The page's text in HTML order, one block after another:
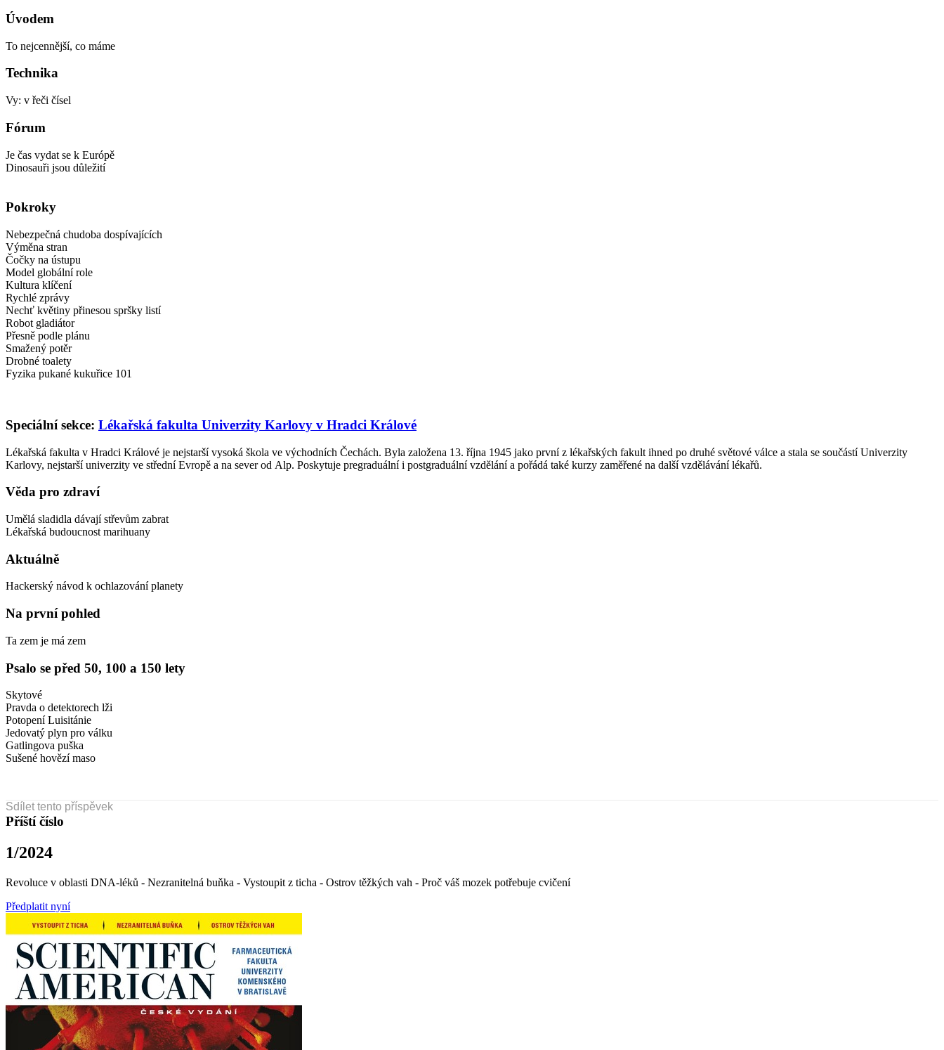
Úvodem
To nejcennější, co máme
Technika
Vy: v řeči čísel
Fórum
Je čas vydat se k Európě
Dinosauři jsou důležití
Pokroky
Nebezpečná chudoba dospívajících
Výměna stran
Čočky na ústupu
Model globální role
Kultura klíčení
Rychlé zprávy
Nechť květiny přinesou spršky listí
Robot gladiátor
Přesně podle plánu
Smažený potěr
Drobné toalety
Fyzika pukané kukuřice 101
Speciální sekce: Lékařská fakulta Univerzity Karlovy v Hradci Králové
Lékařská fakulta v Hradci Králové je nejstarší vysoká škola ve východních Čechách. Byla založena 13. října 1945 jako první z lékařských fakult ihned po druhé světové válce a stala se součástí Univerzity
Karlovy, nejstarší univerzity ve střední Evropě a na sever od Alp. Poskytuje pregraduální i postgraduální vzdělání a pořádá také kurzy zaměřené na další vzdělávání lékařů.
Věda pro zdraví
Umělá sladidla dávají střevům zabrat
Lékařská budoucnost marihuany
Aktuálně
Hackerský návod k ochlazování planety
Na první pohled
Ta zem je má zem
Psalo se před 50, 100 a 150 lety
Skytové
Pravda o detektorech lži
Potopení Luisitánie
Jedovatý plyn pro válku
Gatlingova puška
Sušené hovězí maso
Sdílet tento příspěvek
Příští číslo
1/2024
Revoluce v oblasti DNA-léků - Nezranitelná buňka - Vystoupit z ticha - Ostrov těžkých vah - Proč váš mozek potřebuje cvičení
Předplatit nyní